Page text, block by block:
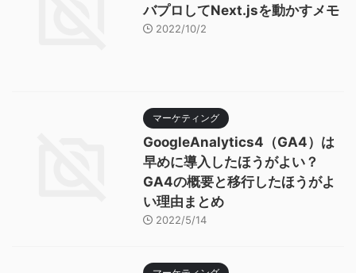
バプロしてNext.jsを動かすメモ
2022/10/2
マーケティング
GoogleAnalytics4（GA4）は
早めに導入したほうがよい？
GA4の概要と移行したほうがよ
い理由まとめ
2022/5/14